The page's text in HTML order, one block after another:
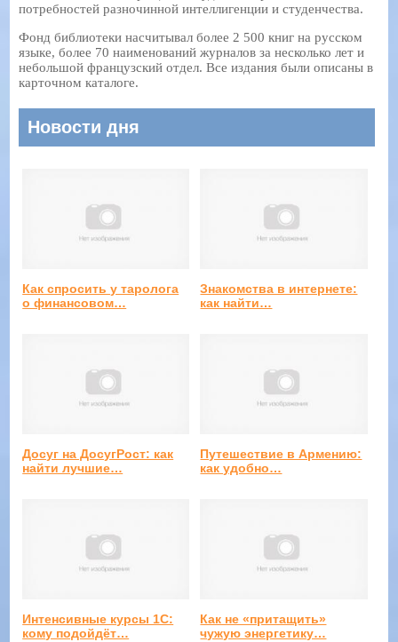
потребностей разночинной интеллигенции и студенчества.
Фонд библиотеки насчитывал более 2 500 книг на русском
языке, более 70 наименований журналов за несколько лет и
небольшой французский отдел. Все издания были описаны в
карточном каталоге.
Новости дня
Как спросить у таролога
о финансовом…
Знакомства в интернете:
как найти…
Досуг на ДосугРост: как
найти лучшие…
Путешествие в Армению:
как удобно…
Интенсивные курсы 1С:
кому подойдёт…
Как не «притащить»
чужую энергетику…